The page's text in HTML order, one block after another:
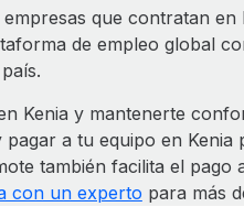
que contratan
de empleo global
Kenia y mantenerte
a tu equipo en Kenia
también facilita el pago
con un experto para más